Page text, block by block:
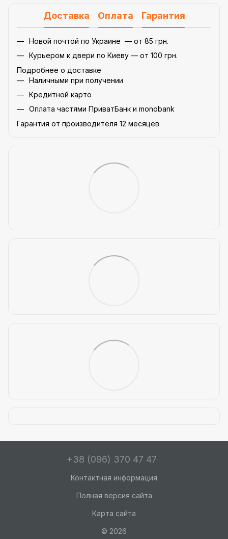
Доставка Оплата Гарантия
Новой почтой по Украине — от 85 грн.
Курьером к двери по Киеву — от 100 грн.
Подробнее о доставке
Наличными при получении
Кредитной карто
Оплата частями ПриватБанк и monobank
Гарантия от производителя 12 месяцев
+38 (096) 370 47 47
Контактная информация
Полная версия сайта
Карта сайта
© 2026